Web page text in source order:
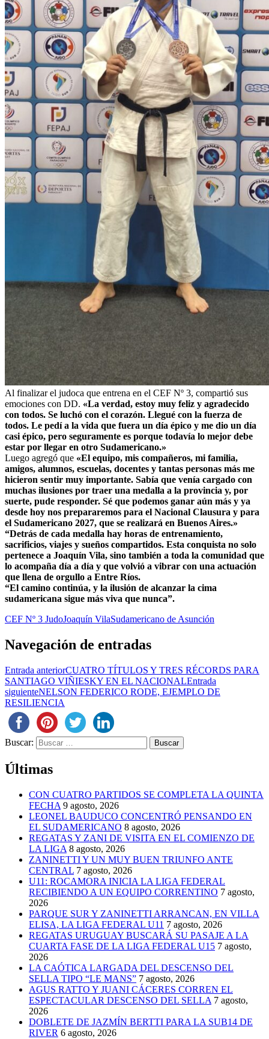
Al finalizar el judoca que entrena en el CEF Nº 3, compartió sus
emociones con DD. «La verdad, estoy muy feliz y agradecido
con todos. Se luchó con el corazón. Llegué con la fuerza de
todos. Le pedí a la vida que fuera un día épico y me dio un día
casi épico, pero seguramente es porque todavía lo mejor debe
estar por llegar en otro Sudamericano.»
Luego agregó que «El equipo, mis compañeros, mi familia,
amigos, alumnos, escuelas, docentes y tantas personas más me
hicieron sentir muy importante. Sabía que venía cargado con
muchas ilusiones por traer una medalla a la provincia y, por
suerte, pude responder. Sé que podemos ganar aún más y ya
desde hoy nos prepararemos para el Nacional Clausura y para
el Sudamericano 2027, que se realizará en Buenos Aires.»
“Detrás de cada medalla hay horas de entrenamiento,
sacrificios, viajes y sueños compartidos. Esta conquista no solo
pertenece a Joaquín Vila, sino también a toda la comunidad que
lo acompaña día a día y que volvió a vibrar con una actuación
que llena de orgullo a Entre Ríos.
“El camino continúa, y la ilusión de alcanzar la cima
sudamericana sigue más viva que nunca”.
CEF Nº 3 JudoJoaquín VilaSudamericano de Asunción
Navegación de entradas
Entrada anteriorCUATRO TÍTULOS Y TRES RÉCORDS PARA
SANTIAGO VIÑIESKY EN EL NACIONALEntrada
siguienteNELSON FEDERICO RODE, EJEMPLO DE
RESILIENCIA
Buscar:
Últimas
CON CUATRO PARTIDOS SE COMPLETA LA QUINTA
FECHA 9 agosto, 2026
LEONEL BAUDUCO CONCENTRÓ PENSANDO EN
EL SUDAMERICANO 8 agosto, 2026
REGATAS Y ZANI DE VISITA EN EL COMIENZO DE
LA LIGA 8 agosto, 2026
ZANINETTI Y UN MUY BUEN TRIUNFO ANTE
CENTRAL 7 agosto, 2026
U11: ROCAMORA INICIA LA LIGA FEDERAL
RECIBIENDO A UN EQUIPO CORRENTINO 7 agosto,
2026
PARQUE SUR Y ZANINETTI ARRANCAN, EN VILLA
ELISA, LA LIGA FEDERAL U11 7 agosto, 2026
REGATAS URUGUAY BUSCARÁ SU PASAJE A LA
CUARTA FASE DE LA LIGA FEDERAL U15 7 agosto,
2026
LA CAÓTICA LARGADA DEL DESCENSO DEL
SELLA TIPO “LE MANS” 7 agosto, 2026
AGUS RATTO Y JUANI CÁCERES CORREN EL
ESPECTACULAR DESCENSO DEL SELLA 7 agosto,
2026
DOBLETE DE JAZMÍN BERTTI PARA LA SUB14 DE
RIVER 6 agosto, 2026